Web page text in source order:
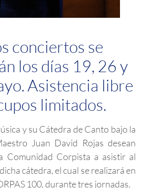
conciertos se
los días 19, 26 y
Asistencia libre
limitados.
y su Cátedra de Canto bajo la
Juan David Rojas desean
Comunidad Corpista a asistir al
cátedra, el cual se realizará en
100, durante tres jornadas.